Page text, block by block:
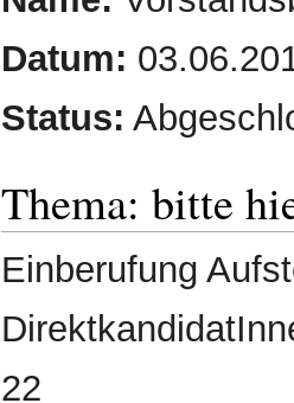
Datum:
Status:
Thema: bitte
Einberufung
22